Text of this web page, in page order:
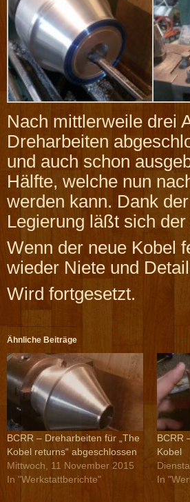
Nach mittlerweile drei
Dreharbeiten
und auch schon
Hälfte, welche nun
werden kann. Dank
Legierung läßt sich
Wenn der neue Kobel
wieder Niete und
Wird fortgesetzt.
Ähnliche Beiträge
BCRR – Dreharbeiten für „The
Kobel returns“ abgeschlossen
Mittwoch, 11 November 2015
In "Werkstattberichte"
BCRR
Kobel
In